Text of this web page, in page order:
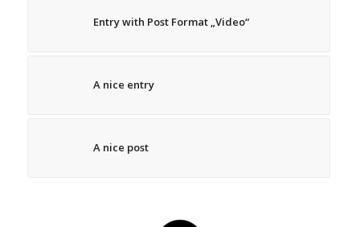
Entry with Post Format „Video“
A nice entry
A nice post